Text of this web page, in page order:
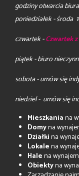
godziny otwarcia
poniedziałek - środa
czwartek -Czwartek
piątek - biuro
sobota - umów się
niedziel - umów się
Mieszkaniana
Domyna
Działkina
Lokalena
Halena wynajem
Obiektyna